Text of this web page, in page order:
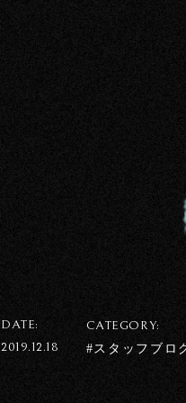
DATE:
2019.12.18
CATEGORY:
#スタッフブロ